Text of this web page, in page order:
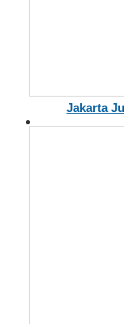
Jakarta